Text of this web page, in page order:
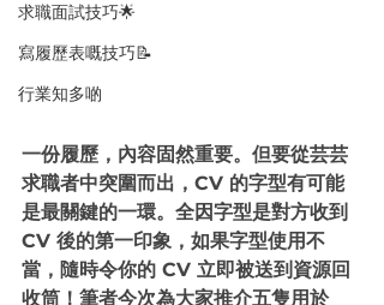
求職面試技巧🌟
寫履歷表嘅技巧📝
行業知多啲
一份履歷，內容固然重要。但要從芸芸
求職者中突圍而出，CV 的字型有可能
是最關鍵的一環。全因字型是對方收到
CV 後的第一印象，如果字型使用不
當，隨時令你的 CV 立即被送到資源回
收筒！筆者今次為大家推介五隻用於